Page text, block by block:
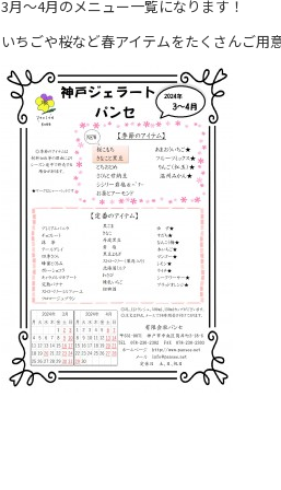
e
b
o
o
k
3月～4月のメニュー一覧になります！
いちごや桜など春アイテムをたくさんご用